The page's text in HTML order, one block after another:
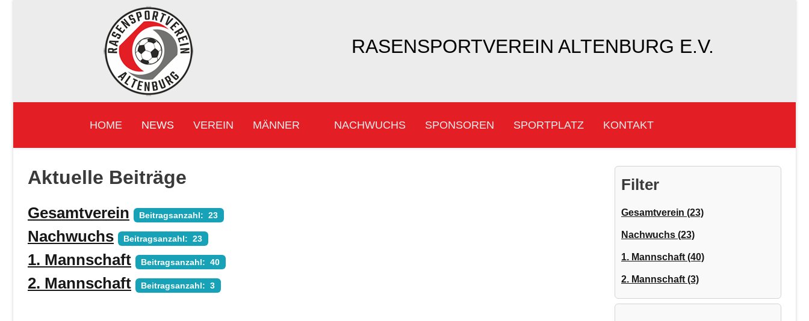
RASENSPORTVEREIN ALTENBURG E.V.
HOME NEWS VEREIN MÄNNER NACHWUCHS SPONSOREN SPORTPLATZ KONTAKT
Aktuelle Beiträge
Gesamtverein Beitragsanzahl: 23
Nachwuchs Beitragsanzahl: 23
1. Mannschaft Beitragsanzahl: 40
2. Mannschaft Beitragsanzahl: 3
Filter
Gesamtverein (23)
Nachwuchs (23)
1. Mannschaft (40)
2. Mannschaft (3)